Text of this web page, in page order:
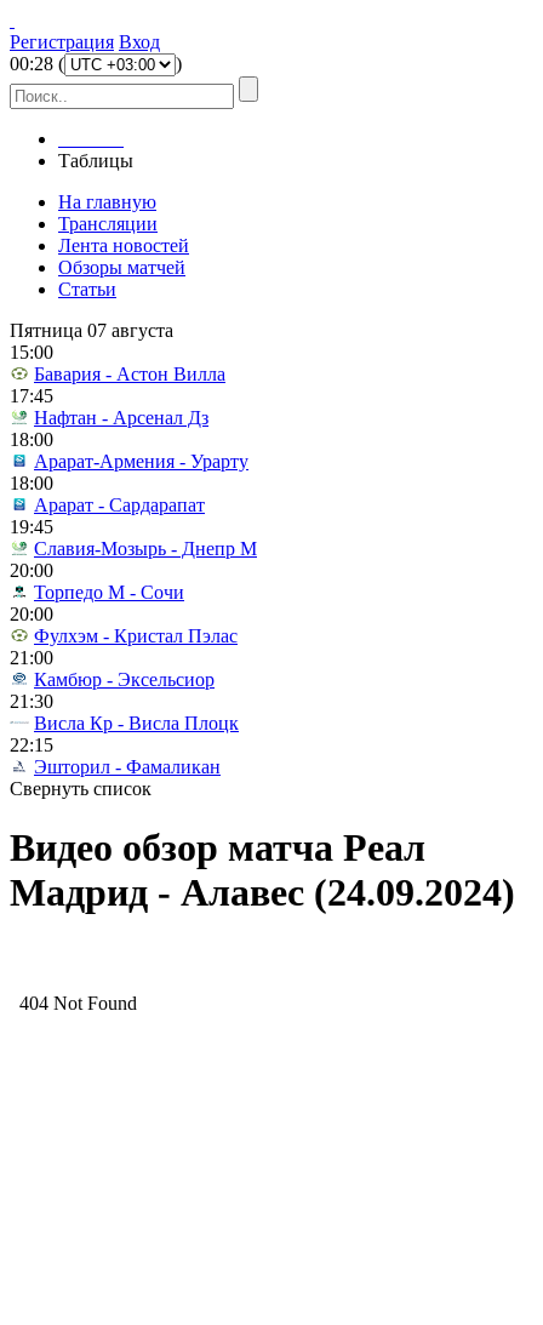
Регистрация Вход
00:28 ( )
Таблицы
На главную
Трансляции
Лента новостей
Обзоры матчей
Статьи
Пятница 07 августа
15:00
Бавария - Астон Вилла
17:45
Нафтан - Арсенал Дз
18:00
Арарат-Армения - Урарту
18:00
Арарат - Сардарапат
19:45
Славия-Мозырь - Днепр М
20:00
Торпедо М - Сочи
20:00
Фулхэм - Кристал Пэлас
21:00
Камбюр - Эксельсиор
21:30
Висла Кр - Висла Плоцк
22:15
Эшторил - Фамаликан
Свернуть список
Видео обзор матча Реал
Мадрид - Алавес (24.09.2024)